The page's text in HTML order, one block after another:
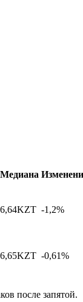
Медиана
6,64KZT -1,2%
6,65KZT -0,61%
после запятой.